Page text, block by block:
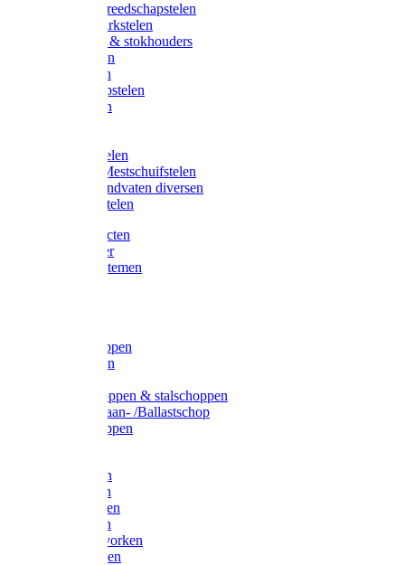
Overige gereedschapstelen
Bezem-/Harkstelen
Handvaten & stokhouders
Hamerstelen
Spadestelen
Graanschopstelen
Schopstelen
Gardena stelen
Sneeuw- /Mestschuifstelen
Stelen / Handvaten diversen
Telescoopstelen
Tuin producten
Fruitplukker
Ophangsystemen
Betonschoppen
Schepbatsen
Ballastschoppen & stalschoppen
Slijtsrip Graan- /Ballastschop
Graanschoppen
Hooivorken
Mestvorken
Bietenvorken
Maisvorken
Aardappelvorken
Vijgenvorken